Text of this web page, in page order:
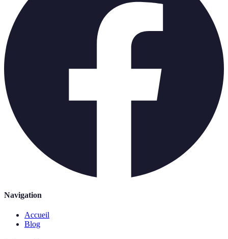
Navigation
Accueil
Blog